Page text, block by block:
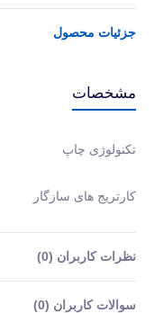
جزئیات محصول
مشخصات
تکنولوژی چاپ
کارتریج های سازگار
نظرات کاربران (0)
سوالات کاربران (0)